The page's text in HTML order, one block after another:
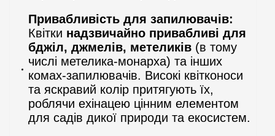
Привабливість для запилювачів:
Квітки надзвичайно привабливі для
бджіл, джмелів, метеликів (в тому
числі метелика-монарха) та інших
комах-запилювачів. Високі квітконоси
та яскравий колір притягують їх,
роблячи ехінацею цінним елементом
для садів дикої природи та екосистем.